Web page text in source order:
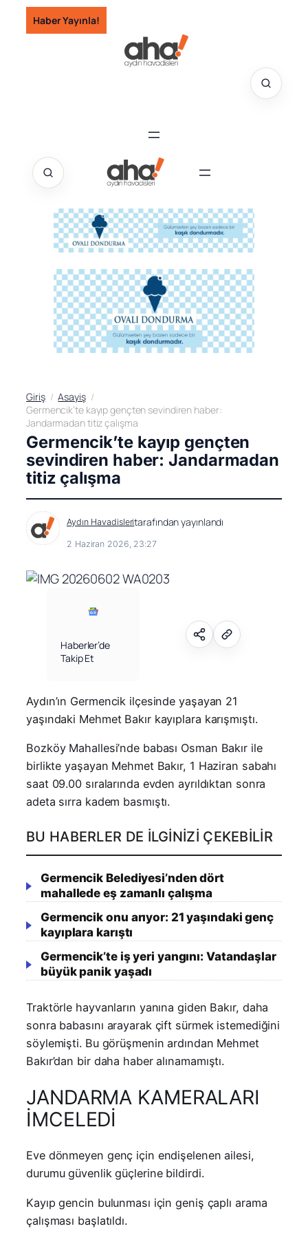
İçeriğe
geç
Haber Yayınla!
Giriş
Asayiş
Germencik’te kayıp gençten sevindiren haber:
Jandarmadan titiz çalışma
Germencik’te kayıp gençten
sevindiren haber: Jandarmadan
titiz çalışma
Aydın Havadisleritarafından yayınlandı
2 Haziran 2026, 23:27
Haberler’de
Takip Et
Aydın’ın Germencik ilçesinde yaşayan 21
yaşındaki Mehmet Bakır kayıplara karışmıştı.
Bozköy Mahallesi’nde babası Osman Bakır ile
birlikte yaşayan Mehmet Bakır, 1 Haziran sabahı
saat 09.00 sıralarında evden ayrıldıktan sonra
adeta sırra kadem basmıştı.
BU HABERLER DE İLGINIZI ÇEKEBILIR
Germencik Belediyesi’nden dört
mahallede eş zamanlı çalışma
Germencik onu arıyor: 21 yaşındaki genç
kayıplara karıştı
Germencik’te iş yeri yangını: Vatandaşlar
büyük panik yaşadı
Traktörle hayvanların yanına giden Bakır, daha
sonra babasını arayarak çift sürmek istemediğini
söylemişti. Bu görüşmenin ardından Mehmet
Bakır’dan bir daha haber alınamamıştı.
JANDARMA KAMERALARI
İMCELEDİ
Eve dönmeyen genç için endişelenen ailesi,
durumu güvenlik güçlerine bildirdi.
Kayıp gencin bulunması için geniş çaplı arama
çalışması başlatıldı.